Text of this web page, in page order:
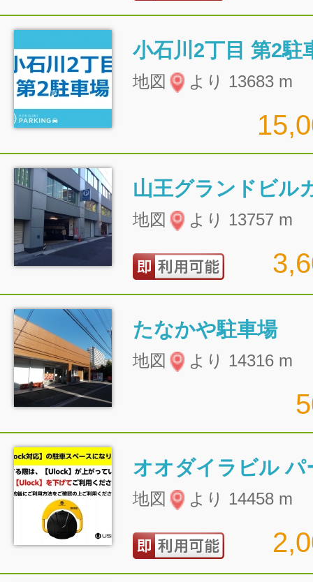
小石川2丁目 第2駐
地図 より 13683 m
山王グランドビル
地図 より 13757 m
たなかや駐車場
地図 より 14316 m
オオダイラビル パ
地図 より 14458 m